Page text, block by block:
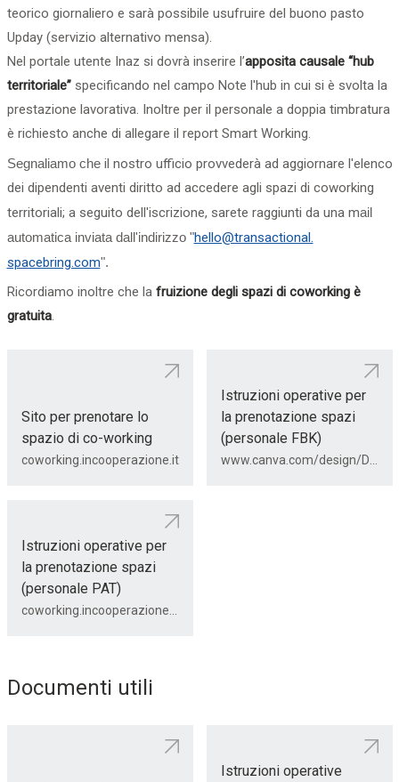
teorico giornaliero e sarà possibile usufruire del buono pasto
Upday (servizio alternativo mensa).
Nel portale utente Inaz si dovrà inserire l’apposita causale “hub
territoriale” specificando nel campo Note l'hub in cui si è svolta la
prestazione lavorativa. Inoltre per il personale a doppia timbratura
è richiesto anche di allegare il report Smart Working.
Segnaliamo cheil nostro ufficio provvederà ad aggiornare l'elenco
dei dipendenti aventi diritto ad accedere agli spazi di coworking
territoriali; a seguito dell'iscrizione, sarete raggiunti da una mail
automatica inviata dall'indirizzo "hello@transactional.
spacebring.com".
Ricordiamo inoltre che la fruizione degli spazi di coworking è
gratuita.
Sito per prenotare lo
spazio di co-working
coworking.incooperazione.it
Istruzioni operative per
la prenotazione spazi
(personale FBK)
Istruzioni operative per
la prenotazione spazi
(personale PAT)
Documenti utili
Istruzioni operative